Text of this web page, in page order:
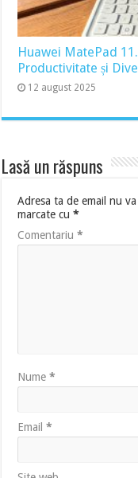
Huawei MatePad
Productivitate și
12 august 2025
Lasă un răspuns
Adresa ta de email nu
marcate cu*
Comentariu*
Nume*
Email*